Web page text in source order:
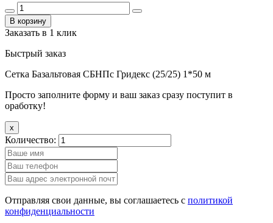
В корзину
Заказать в 1 клик
Быстрый заказ
Сетка Базальтовая СБНПс Гридекс (25/25) 1*50 м
Просто заполните форму и ваш заказ сразу поступит в
оработку!
x
Количество:
Отправляя свои данные, вы соглашаетесь с политикой
конфиденциальности